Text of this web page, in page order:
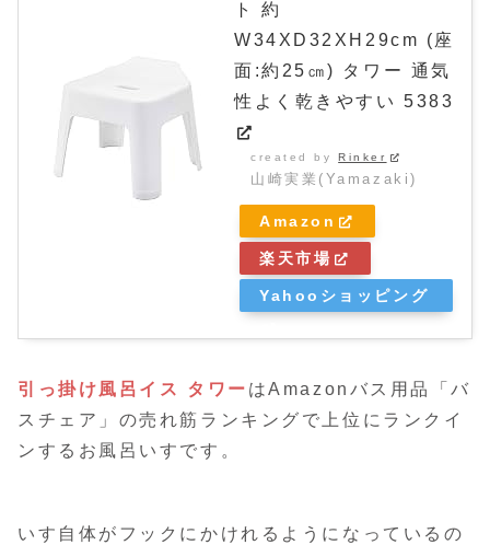
ト 約
W34XD32XH29cm (座
面:約25㎝) タワー 通気
性よく乾きやすい 5383
created byRinker
山崎実業(Yamazaki)
Amazon
楽天市場
Yahooショッピング
引っ掛け風呂イス タワー はAmazonバス用品「バ
スチェア」の売れ筋ランキングで上位にランクイ
ンするお風呂いすです。
いす自体がフックにかけれるようになっているの